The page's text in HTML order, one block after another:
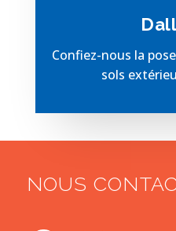
Confiez-nous la
sols
NOUS